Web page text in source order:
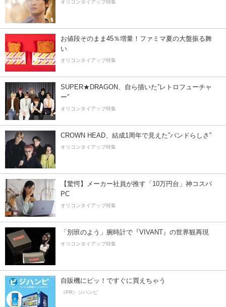
オリコンタイアップ特集
お値段そのまま45％増量！ファミマ夏の大盤振る舞
い
オリコンタイアップ特集
SUPER★DRAGON、自ら描いた”レトロフューチャ
ー”
オリコンタイアップ特集
CROWN HEAD、結成1周年で見えた”バンドらしさ”
オリコンタイアップ特集
【驚愕】メーカー社員が推す「10万円台」神コスパ
PC
オリコンタイアップ特集
「別班のよう」腕時計で『VIVANT』の世界観再現
オリコンタイアップ特集
自販機にピッ！ですぐに買えちゃう
（PR）ジハンピ